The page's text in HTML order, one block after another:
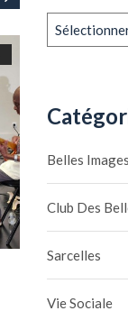
Soirée
Belles
Club Des
Sarcelles
Vie Sociale